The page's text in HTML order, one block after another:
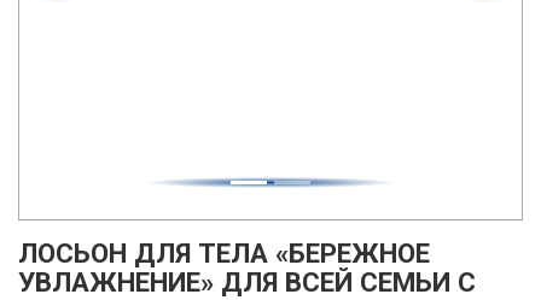
ЛОСЬОН ДЛЯ ТЕЛА «БЕРЕЖНОЕ
УВЛАЖНЕНИЕ» ДЛЯ ВСЕЙ СЕМЬИ С